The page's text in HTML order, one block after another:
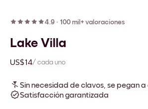
4.9 · 100 mil+ valoraciones
Lake Villa
US$14/ cada uno
Sin necesidad de clavos, se pegan
Satisfacción garantizada